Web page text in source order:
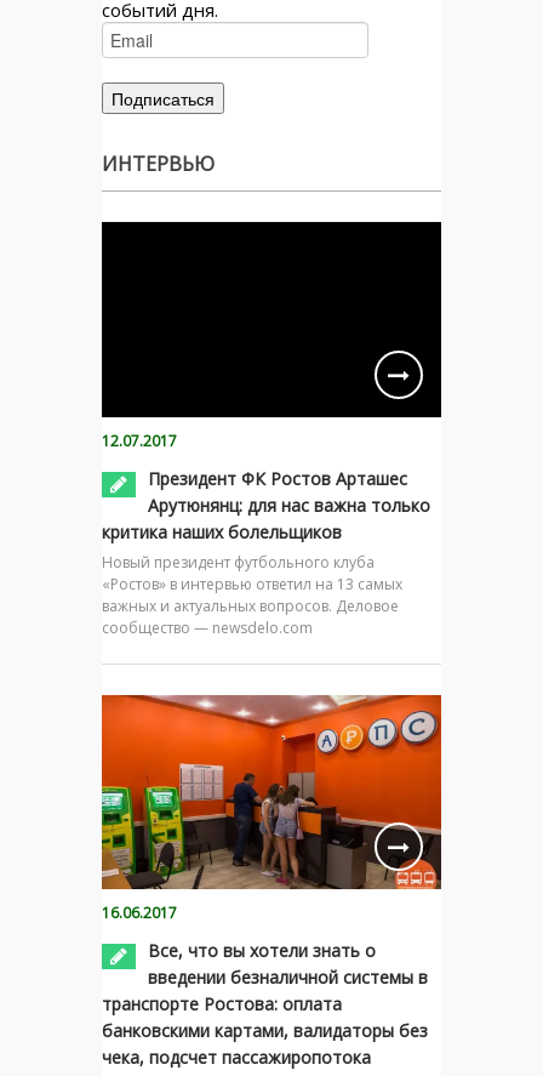
событий дня.
ИНТЕРВЬЮ
12.07.2017
Президент ФК Ростов Арташес
Арутюнянц: для нас важна только
критика наших болельщиков
Новый президент футбольного клуба
«Ростов» в интервью ответил на 13 самых
важных и актуальных вопросов. Деловое
сообщество — newsdelo.com
16.06.2017
Все, что вы хотели знать о
введении безналичной системы в
транспорте Ростова: оплата
банковскими картами, валидаторы без
чека, подсчет пассажиропотока